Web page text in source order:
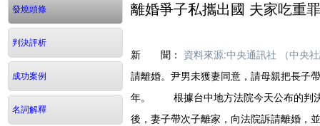
發燒頭條
判決評析
成功案例
名詞解釋
離婚爭子私攜出國 夫家吃重
新 聞： 資料來源:中央通訊社 （中央
請離婚。尹男未獲妻同意，請母親把長子
年。 根據台中地方法院今天公布的判決
後，妻子帶次子離家，向法院訴請離婚